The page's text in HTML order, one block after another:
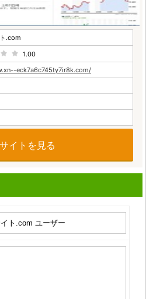
.com
1.00
eck7a6c745ty7ir8k.com/
イトを見る